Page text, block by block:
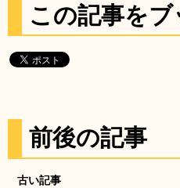
この記事を
前後の記事
古い記事